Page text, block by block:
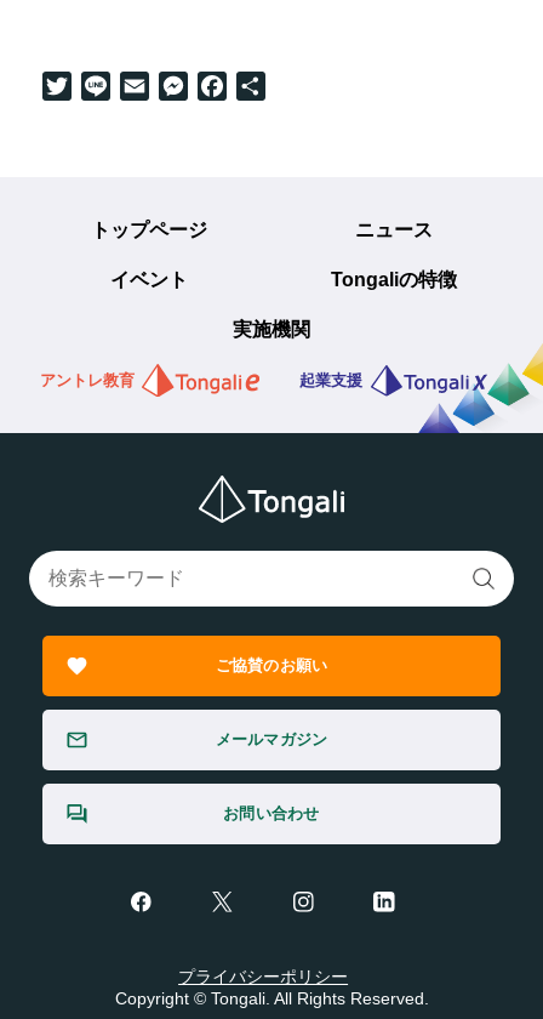
TwitterLine Email Messenger
Facebook
トップページ ニュース
イベント Tongaliの特徴
実施機関
アントレ教育 起業支援
ご協賛のお願い
メールマガジン
お問い合わせ
プライバシーポリシー
Copyright © Tongali. All Rights Reserved.